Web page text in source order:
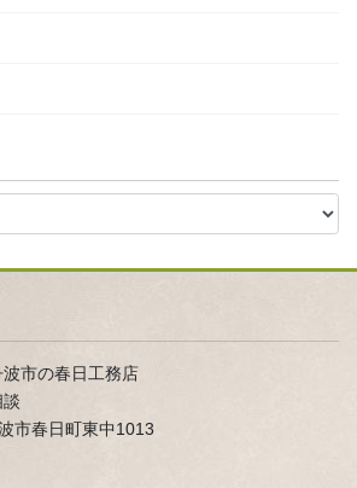
市の春日工務店
市春日町東中1013